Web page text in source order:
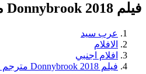
فيلم Donnybrook 2018 مترجم HD
عرب سيد
الافلام
افلام اجنبي
فيلم Donnybrook 2018 مترجم HD